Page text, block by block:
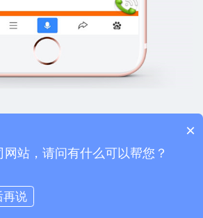
×
站，请问有什么可以帮您？
再说